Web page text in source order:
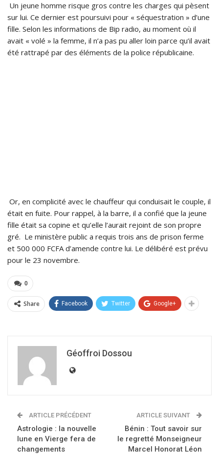
Un jeune homme risque gros contre les charges qui pèsent
sur lui. Ce dernier est poursuivi pour « séquestration » d’une
fille. Selon les informations de Bip radio, au moment où il
avait « volé » la femme, il n’a pas pu aller loin parce qu’il avait
été rattrapé par des éléments de la police républicaine.
Or, en complicité avec le chauffeur qui conduisait le couple, il
était en fuite. Pour rappel, à la barre, il a confié que la jeune
fille était sa copine et qu’elle l’aurait rejoint de son propre
gré. Le ministère public a requis trois ans de prison ferme
et 500 000 FCFA d’amende contre lui. Le délibéré est prévu
pour le 23 novembre.
0
Share Facebook Twitter Google+
Géoffroi Dossou
ARTICLE PRÉCÉDENT
Astrologie : la nouvelle
lune en Vierge fera de
changements
ARTICLE SUIVANT
Bénin : Tout savoir sur
le regretté Monseigneur
Marcel Honorat Léon